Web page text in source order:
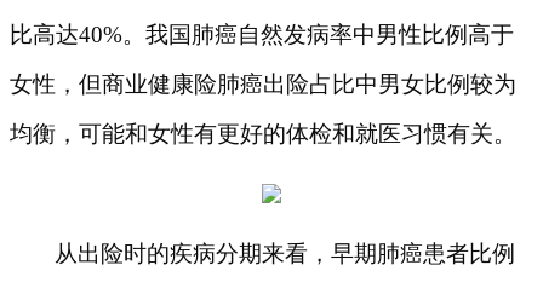
比高达40%。我国肺癌自然发病率中男性比例高于
女性，但商业健康险肺癌出险占比中男女比例较为
均衡，可能和女性有更好的体检和就医习惯有关。
从出险时的疾病分期来看，早期肺癌患者比例